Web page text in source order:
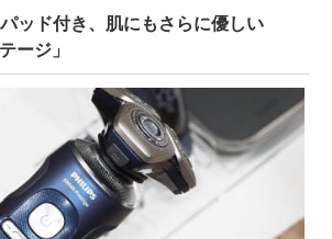
ッド付き、肌にもさらに優しい
ージ」